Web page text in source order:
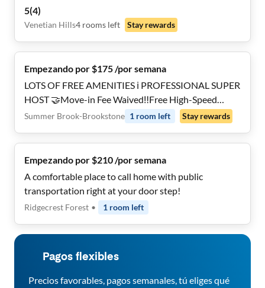
5(4)
Venetian Hills4 rooms left Stay rewards
Empezando por $175 /por semana
LOTS OF FREE AMENITIES ℹ️ PROFESSIONAL SUPER
HOST 🤝Move-in Fee Waived‼️Free High-Speed
Internet 🛜 Cleaning Services Included 🧹Smart Lock
Summer Brook-Brookstone 1 room left Stay rewards
Empezando por $210 /por semana
A comfortable place to call home with public
transportation right at your door step!
Ridgecrest Forest • 1 room left
Pagos flexibles
Precios favorables, pagos semanales, tú eliges qué